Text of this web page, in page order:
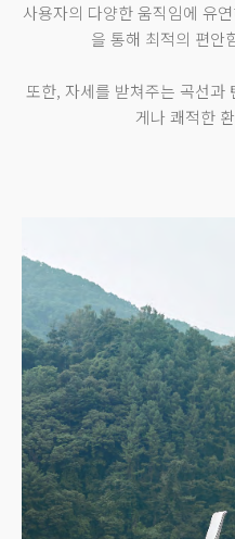
사용자의 다양한 움직임에 유
을 통해 최적의 편안
또한, 자세를 받쳐주는 곡선과
게나 쾌적한